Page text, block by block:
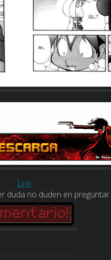
Link
duda no duden en preguntar.